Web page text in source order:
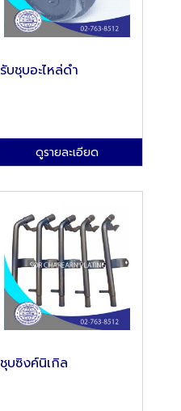
รับชุบอะไหล่ดำ
ดูรายละเอียด
ชุบซิงค์นิเกิล